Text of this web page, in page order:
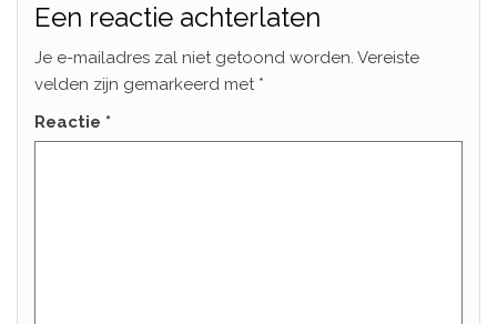
Een reactie achterlaten
Je e-mailadres zal niet getoond worden. Vereiste
velden zijn gemarkeerd met *
Reactie *